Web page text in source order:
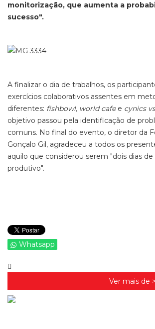
monitorização, que aumenta a
sucesso".
A finalizar o dia de trabalhos, os
exercícios colaborativos assentes em
diferentes: fishbowl, world cafe e cynics
objetivo passou pela identificação de
comuns. No final do evento, o diretor da
Gonçalo Gil, agradeceu a todos os
aquilo que considerou serem "dois dias de
produtivo".
Whatsapp
Ver mais de >